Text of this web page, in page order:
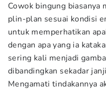
Cowok bingung biasanya
plin-plan sesuai kondisi
untuk memperhatikan
dengan apa yang ia
sering kali menjadi
dibandingkan sekadar
Mengamati tindakannya